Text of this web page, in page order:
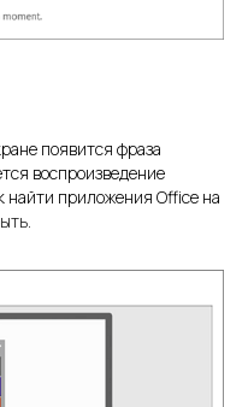
появится фраза
воспроизведение
найти приложения Office на